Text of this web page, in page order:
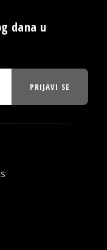
dana u
PRIJAVI SE